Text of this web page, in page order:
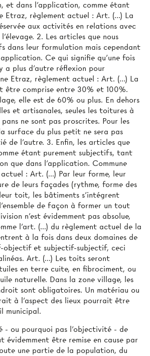
et dans l'application, comme étant
Etraz, règlement actuel : Art. (...) La
aux activités en relations avec
2. Les articles que nous
dans leur formulation mais cependant
Ce qui signifie qu'une fois
a plus d'autre réflexion pour
Etraz, règlement actuel : Art. (...) La
être comprise entre 30% et 100%.
elle est de 60% ou plus. En dehors
et artisanales, seules les toitures à
ne sont pas proscrites. Pour les
surface du plus petit ne sera pas
de l'autre. 3. Enfin, les articles que
étant purement subjectifs, tant
que dans l'application. Commune
: Art. (...) Par leur forme, leur
de leurs façades (rythme, forme des
toit, les bâtiments s'intégrent
de façon à former un tout
n'est évidemment pas absolue,
l'art. (...) du règlement actuel de la
à la fois dans deux domaines de
objectif et subjectif-subjectif, ceci
Art. (...) Les toits seront
en terre cuite, en fibrociment, ou
naturelle. Dans la zone village, les
sont obligatoires. Un matériau ou
à l'aspect des lieux pourrait être
municipal.
- ou pourquoi pas l'objectivité - de
être remise en cause par
une partie de la population, du